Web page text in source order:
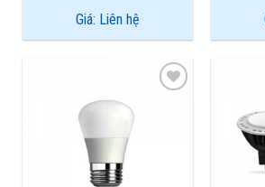
Giá: Liên hệ